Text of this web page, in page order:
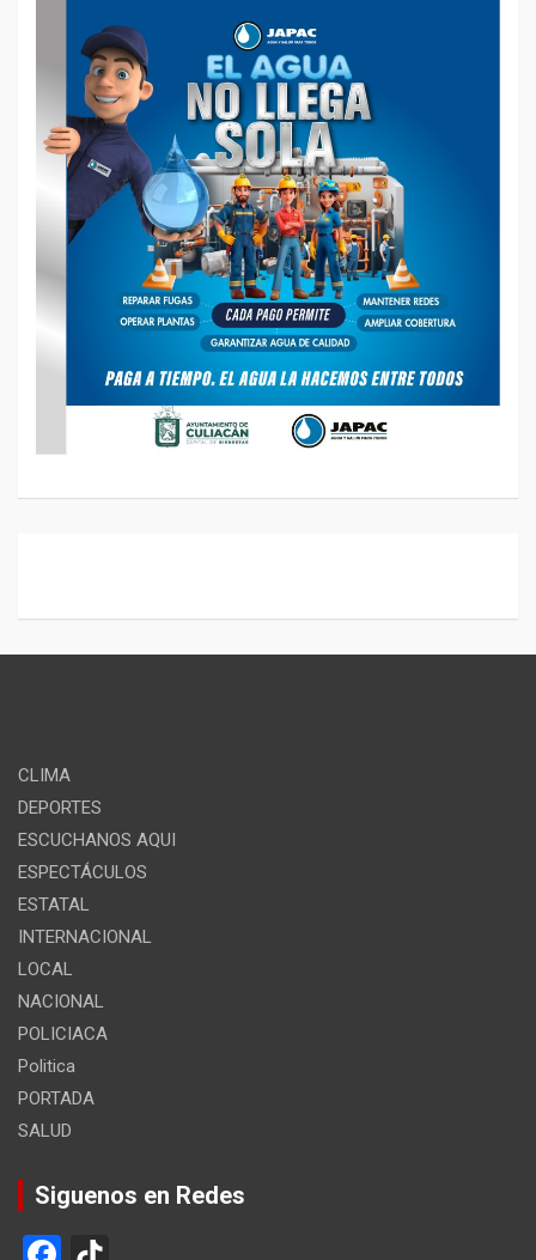
CLIMA
DEPORTES
ESCUCHANOS AQUI
ESPECTÁCULOS
ESTATAL
INTERNACIONAL
LOCAL
NACIONAL
POLICIACA
Politica
PORTADA
SALUD
Siguenos en Redes